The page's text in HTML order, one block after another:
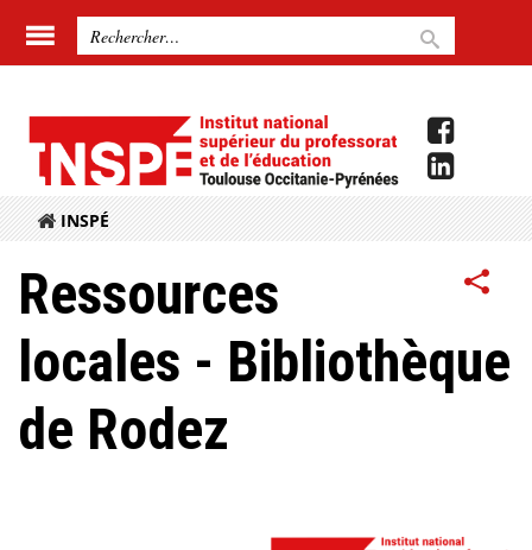
INSPÉ
Ressources
locales - Bibliothèque
de Rodez